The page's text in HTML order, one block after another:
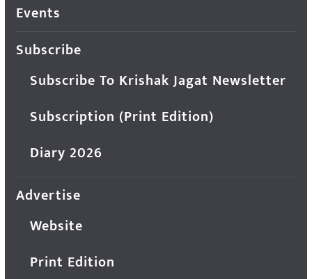
Events
Subscribe
Subscribe To Krishak Jagat Newsletter
Subscription (Print Edition)
Diary 2026
Advertise
Website
Print Edition